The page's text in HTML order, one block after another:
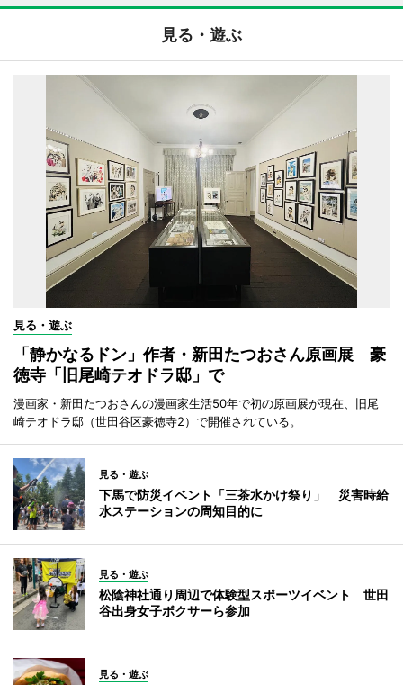
見る・遊ぶ
見る・遊ぶ
「静かなるドン」作者・新田たつおさん原画展 豪
徳寺「旧尾崎テオドラ邸」で
漫画家・新田たつおさんの漫画家生活50年で初の原画展が現在、旧尾
崎テオドラ邸（世田谷区豪徳寺2）で開催されている。
見る・遊ぶ
下馬で防災イベント「三茶水かけ祭り」 災害時給
水ステーションの周知目的に
見る・遊ぶ
松陰神社通り周辺で体験型スポーツイベント 世田
谷出身女子ボクサーら参加
見る・遊ぶ